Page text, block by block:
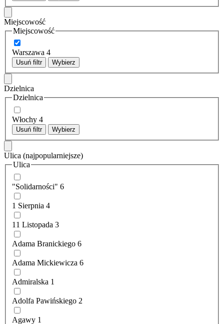
Miejscowość
Miejscowość
Warszawa 4
Usuń filtr Wybierz
Dzielnica
Dzielnica
Włochy 4
Usuń filtr Wybierz
Ulica (najpopularniejsze)
Ulica
"Solidarności" 6
1 Sierpnia 4
11 Listopada 3
Adama Branickiego 6
Adama Mickiewicza 6
Admiralska 1
Adolfa Pawińskiego 2
Agawy 1